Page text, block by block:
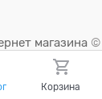
магазина ©
Корзина